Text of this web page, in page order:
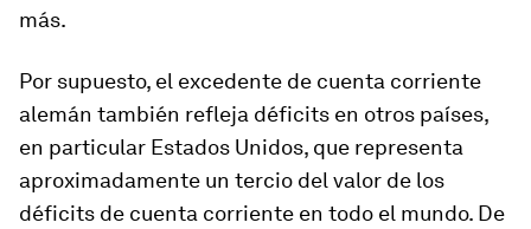
más.
Por supuesto, el excedente de cuenta corriente
alemán también refleja déficits en otros países,
en particular Estados Unidos, que representa
aproximadamente un tercio del valor de los
déficits de cuenta corriente en todo el mundo. De